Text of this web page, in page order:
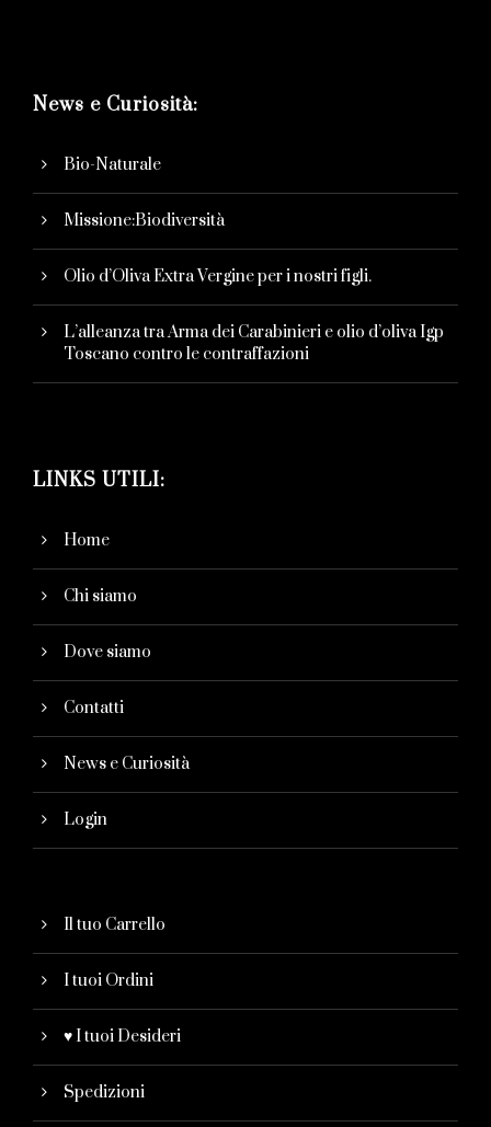
News e Curiosità:
Bio-Naturale
Missione:Biodiversità
Olio d’Oliva Extra Vergine per i nostri figli.
L’alleanza tra Arma dei Carabinieri e olio d’oliva Igp
Toscano contro le contraffazioni
LINKS UTILI:
Home
Chi siamo
Dove siamo
Contatti
News e Curiosità
Login
Il tuo Carrello
I tuoi Ordini
♥ I tuoi Desideri
Spedizioni